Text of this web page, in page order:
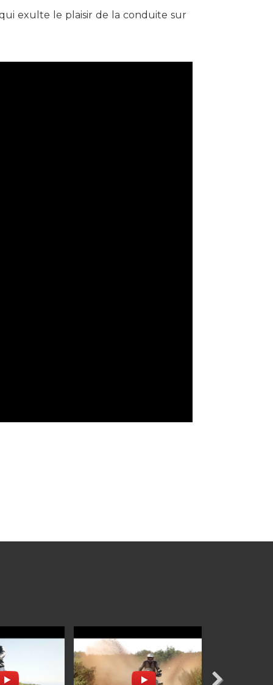
exulte le plaisir de la conduite sur